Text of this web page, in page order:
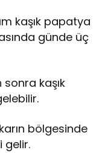
kaşık papatya
günde üç
sonra kaşık
bölgesinde
gelir.